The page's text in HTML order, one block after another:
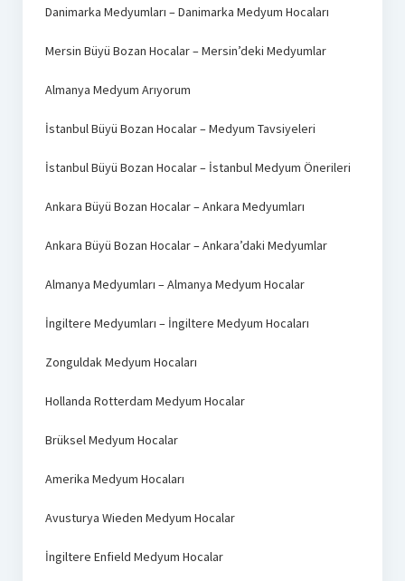
Danimarka Medyumları – Danimarka Medyum Hocaları
Mersin Büyü Bozan Hocalar – Mersin’deki Medyumlar
Almanya Medyum Arıyorum
İstanbul Büyü Bozan Hocalar – Medyum Tavsiyeleri
İstanbul Büyü Bozan Hocalar – İstanbul Medyum Önerileri
Ankara Büyü Bozan Hocalar – Ankara Medyumları
Ankara Büyü Bozan Hocalar – Ankara’daki Medyumlar
Almanya Medyumları – Almanya Medyum Hocalar
İngiltere Medyumları – İngiltere Medyum Hocaları
Zonguldak Medyum Hocaları
Hollanda Rotterdam Medyum Hocalar
Brüksel Medyum Hocalar
Amerika Medyum Hocaları
Avusturya Wieden Medyum Hocalar
İngiltere Enfield Medyum Hocalar